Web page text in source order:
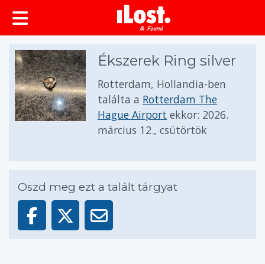
Ékszerek Ring silver
Rotterdam, Hollandia-ben
találta a Rotterdam The
Hague Airport ekkor: 2026.
március 12., csütörtök
Oszd meg ezt a talált tárgyat